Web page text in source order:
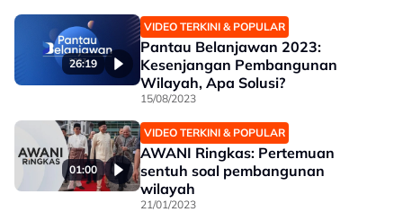
26:19
VIDEO TERKINI & POPULAR
Pantau Belanjawan 2023:
Kesenjangan Pembangunan
Wilayah, Apa Solusi?
15/08/2023
01:00
VIDEO TERKINI & POPULAR
AWANI Ringkas: Pertemuan
sentuh soal pembangunan
wilayah
21/01/2023